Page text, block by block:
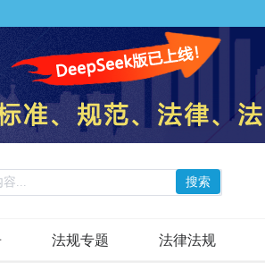
搜索
法规专题 法律法规